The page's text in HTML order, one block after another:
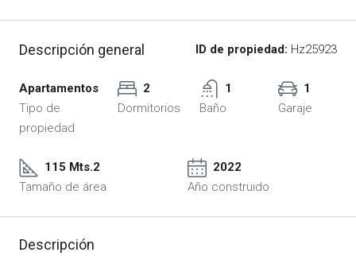
Descripción general ID de propiedad: Hz25923
Apartamentos
Tipo de
propiedad
2
Dormitorios
1
Baño
1
Garaje
115 Mts.2
Tamaño de área
2022
Año construido
Descripción